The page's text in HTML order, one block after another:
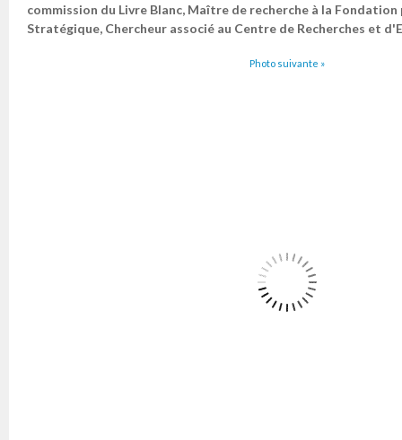
commission du Livre Blanc, Maître de recherche à la Fondation
Stratégique, Chercheur associé au Centre de Recherches et
Photo suivante »